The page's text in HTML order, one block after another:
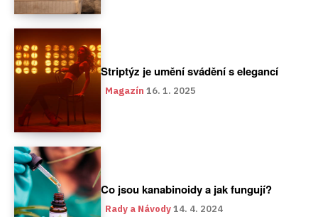
Striptýz je umění svádění s elegancí
Magazín 16. 1. 2025
Co jsou kanabinoidy a jak fungují?
Rady a Návody14. 4. 2024